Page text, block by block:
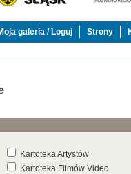
galeria / Loguj Strony
Kartoteka Artystów
Kartoteka Filmów Video